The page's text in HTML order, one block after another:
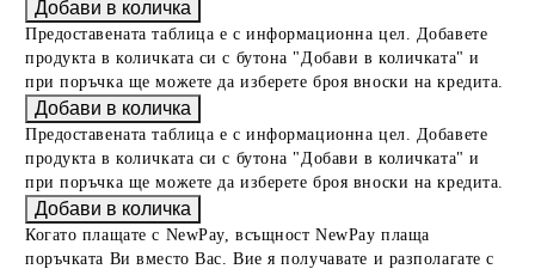
Предоставената таблица е с информационна цел. Добавете
продукта в количката си с бутона "Добави в количката" и
при поръчка ще можете да изберете броя вноски на кредита.
Предоставената таблица е с информационна цел. Добавете
продукта в количката си с бутона "Добави в количката" и
при поръчка ще можете да изберете броя вноски на кредита.
Когато плащате с NewPay, всъщност NewPay плаща
поръчката Ви вместо Вас. Вие я получавате и разполагате с